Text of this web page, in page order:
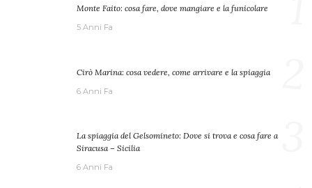
Monte Faito: cosa fare, dove mangiare e la funicolare
5 Anni Fa
Cirò Marina: cosa vedere, come arrivare e la spiaggia
6 Anni Fa
La spiaggia del Gelsomineto: Dove si trova e cosa fare a
Siracusa – Sicilia
6 Anni Fa